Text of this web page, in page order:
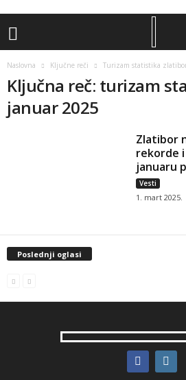
Naslovna Ključne reči Turizam statistika
Ključna reč: turizam
januar 2025
Zlatibor
rekorde i
januaru
Vesti
1. mart 2025.
Poslednji oglasi